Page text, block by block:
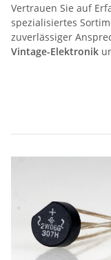
Vertrauen Sie auf
spezialisiertes
zuverlässiger
Vintage-Elektronik